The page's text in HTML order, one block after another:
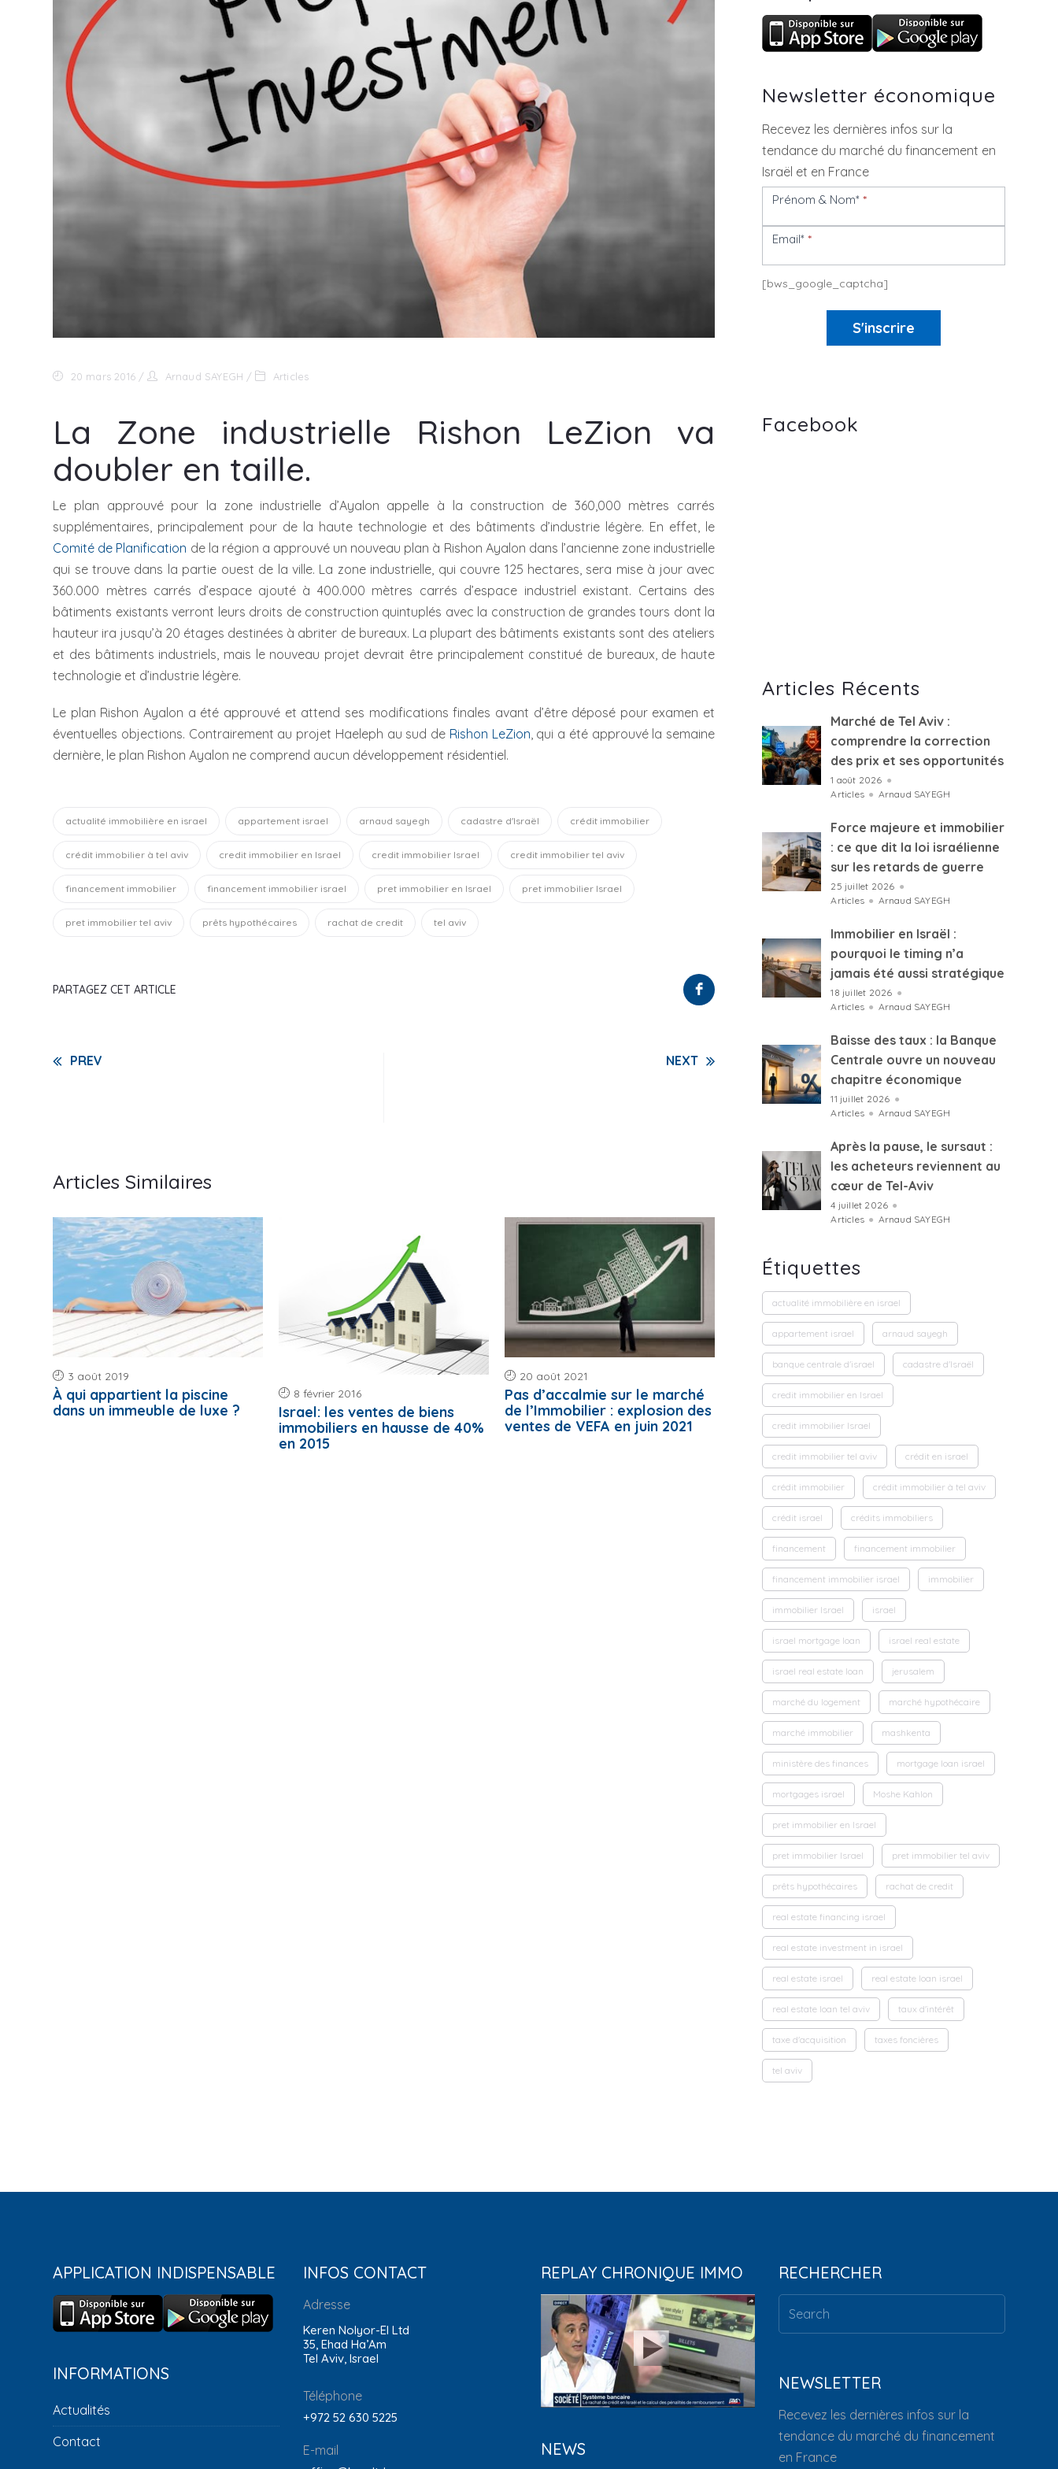
20 mars 2016 Arnaud SAYEGH Articles
La Zone industrielle Rishon LeZion va
doubler en taille.
Le plan approuvé pour la zone industrielle d’Ayalon appelle à la construction de 360,000 mètres carrés
supplémentaires, principalement pour de la haute technologie et des bâtiments d’industrie légère. En effet, le
Comité de Planification de la région a approuvé un nouveau plan à Rishon Ayalon dans l’ancienne zone industrielle
qui se trouve dans la partie ouest de la ville. La zone industrielle, qui couvre 125 hectares, sera mise à jour avec
360.000 mètres carrés d’espace ajouté à 400.000 mètres carrés d’espace industriel existant. Certains des
bâtiments existants verront leurs droits de construction quintuplés avec la construction de grandes tours dont la
hauteur ira jusqu’à 20 étages destinées à abriter de bureaux. La plupart des bâtiments existants sont des ateliers
et des bâtiments industriels, mais le nouveau projet devrait être principalement constitué de bureaux, de haute
technologie et d’industrie légère.
Le plan Rishon Ayalon a été approuvé et attend ses modifications finales avant d’être déposé pour examen et
éventuelles objections. Contrairement au projet Haeleph au sud de Rishon LeZion , qui a été approuvé la semaine
dernière, le plan Rishon Ayalon ne comprend aucun développement résidentiel.
actualité immobilière en israel appartement israel arnaud sayegh cadastre d'Israël crédit immobilier
crédit immobilier à tel aviv credit immobilier en Israel credit immobilier Israel credit immobilier tel aviv
financement immobilier financement immobilier israel pret immobilier en Israel pret immobilier Israel
pret immobilier tel aviv prêts hypothécaires rachat de credit tel aviv
PARTAGEZ CET ARTICLE
Continue
PREV NEXT
Articles Similaires
3 août 2019
À qui appartient la piscine
dans un immeuble de luxe ?
8 février 2016
Israel: les ventes de biens
immobiliers en hausse de 40%
en 2015
20 août 2021
Pas d’accalmie sur le marché
de l’Immobilier : explosion des
ventes de VEFA en juin 2021
Newsletter économique
Recevez les dernières infos sur la
tendance du marché du financement en
Israël et en France
Newsletter
Prénom & Nom**
Email**
[bws_google_captcha]
S'inscrire
Facebook
Articles Récents
Marché de Tel Aviv :
comprendre la correction
des prix et ses opportunités
1 août 2026 ●
Articles ● Arnaud SAYEGH
Force majeure et immobilier
: ce que dit la loi israélienne
sur les retards de guerre
25 juillet 2026 ●
Articles ● Arnaud SAYEGH
Immobilier en Israël :
pourquoi le timing n’a
jamais été aussi stratégique
18 juillet 2026 ●
Articles ● Arnaud SAYEGH
Baisse des taux : la Banque
Centrale ouvre un nouveau
chapitre économique
11 juillet 2026 ●
Articles ● Arnaud SAYEGH
Après la pause, le sursaut :
les acheteurs reviennent au
cœur de Tel-Aviv
4 juillet 2026 ●
Articles ● Arnaud SAYEGH
Étiquettes
actualité immobilière en israel
appartement israel arnaud sayegh
banque centrale d'israel cadastre d'Israël
credit immobilier en Israel
credit immobilier Israel
credit immobilier tel aviv crédit en israel
crédit immobilier crédit immobilier à tel aviv
crédit israel crédits immobiliers
financement financement immobilier
financement immobilier israel immobilier
immobilier Israel israel
israel mortgage loan israel real estate
israel real estate loan jerusalem
marché du logement marché hypothécaire
marché immobilier mashkenta
ministère des finances mortgage loan israel
mortgages israel Moshe Kahlon
pret immobilier en Israel
pret immobilier Israel pret immobilier tel aviv
prêts hypothécaires rachat de credit
real estate financing israel
real estate investment in israel
real estate israel real estate loan israel
real estate loan tel aviv taux d'intérêt
taxe d'acquisition taxes foncières
tel aviv
APPLICATION INDISPENSABLE
INFORMATIONS
Actualités
Contact
INFOS CONTACT
Adresse
Keren Nolyor-El Ltd
35, Ehad Ha’Am
Tel Aviv, Israel
Téléphone
+972 52 630 5225
E-mail
REPLAY CHRONIQUE IMMO
NEWS
RECHERCHER
NEWSLETTER
Recevez les dernières infos sur la
tendance du marché du financement
en France